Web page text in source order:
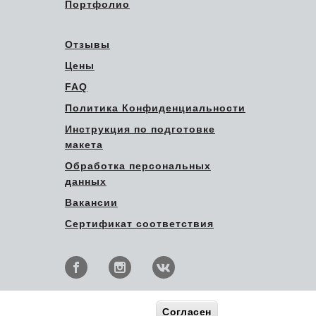
Портфолио
Отзывы
Цены
FAQ
Политика Конфиденциальности
Инструкция по подготовке
макета
Обработка персональных
данных
Вакансии
Сертификат соответствия
Согласен